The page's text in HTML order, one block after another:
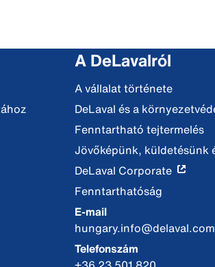
A DeLavalról
A vállalat története
DeLaval és a
Fenntartható tejtermelés
Jövőképünk, küldetésünk
DeLaval Corporate
Fenntarthatóság
E-mail
hungary.info@delaval.com
Telefonszám